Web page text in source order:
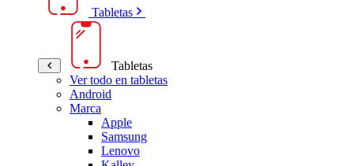
Tabletas
Tabletas
Ver todo en tabletas
Android
Marca
Apple
Samsung
Lenovo